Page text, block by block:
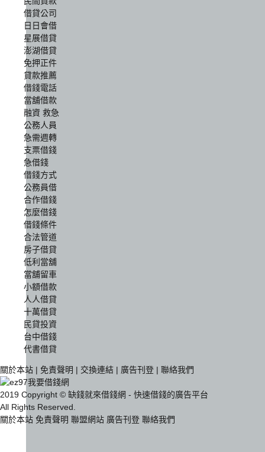
借貸公司
日日會借
星展借貸
澎湖借貸
免押正件
貸款推薦
借錢電話
當舖借款
融資 救急
公務人員
急需週轉
支票借錢
急借錢
借錢方式
公務員借
合作借錢
怎麼借錢
借錢條件
合法管道
房子借貸
低利當舖
當舖留車
小額借款
人人借貸
十萬借貸
民貸投資
台中借錢
代書借貸
關於本站 | 免責聲明 | 交換連結 | 廣告刊登 | 聯絡我們
2019 Copyright © 缺錢就來借錢網 - 快速借錢的廣告平台
All Rights Reserved.
關於本站 免責聲明 聯盟網站 廣告刊登 聯絡我們